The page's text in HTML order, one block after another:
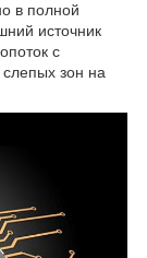
в полной
источник
с
зон на